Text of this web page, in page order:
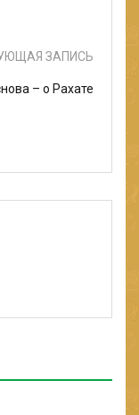
ЗАПИСЬ
– о Рахате